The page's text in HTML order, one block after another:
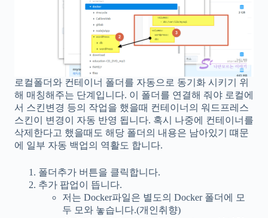
로컬폴더와 컨테이너 폴더를 자동으로 동기화 시키기 위
해 매칭해주는 단계입니다. 이 폴더를 연결해 줘야 로컬에
서 스킨변경 등의 작업을 했을때 컨테이너의 워드프레스
스킨이 변경이 자동 반영 됩니다. 혹시 나중에 컨테이너를
삭제한다고 했을때도 해당 폴더의 내용은 남아있기 떄문
에 일부 자동 백업의 역활도 합니다.
폴더추가 버튼을 클릭합니다.
추가 팝업이 뜹니다.
저는 Docker파일은 별도의 Docker 폴더에 모
두 모와 놓습니다.(개인취향)